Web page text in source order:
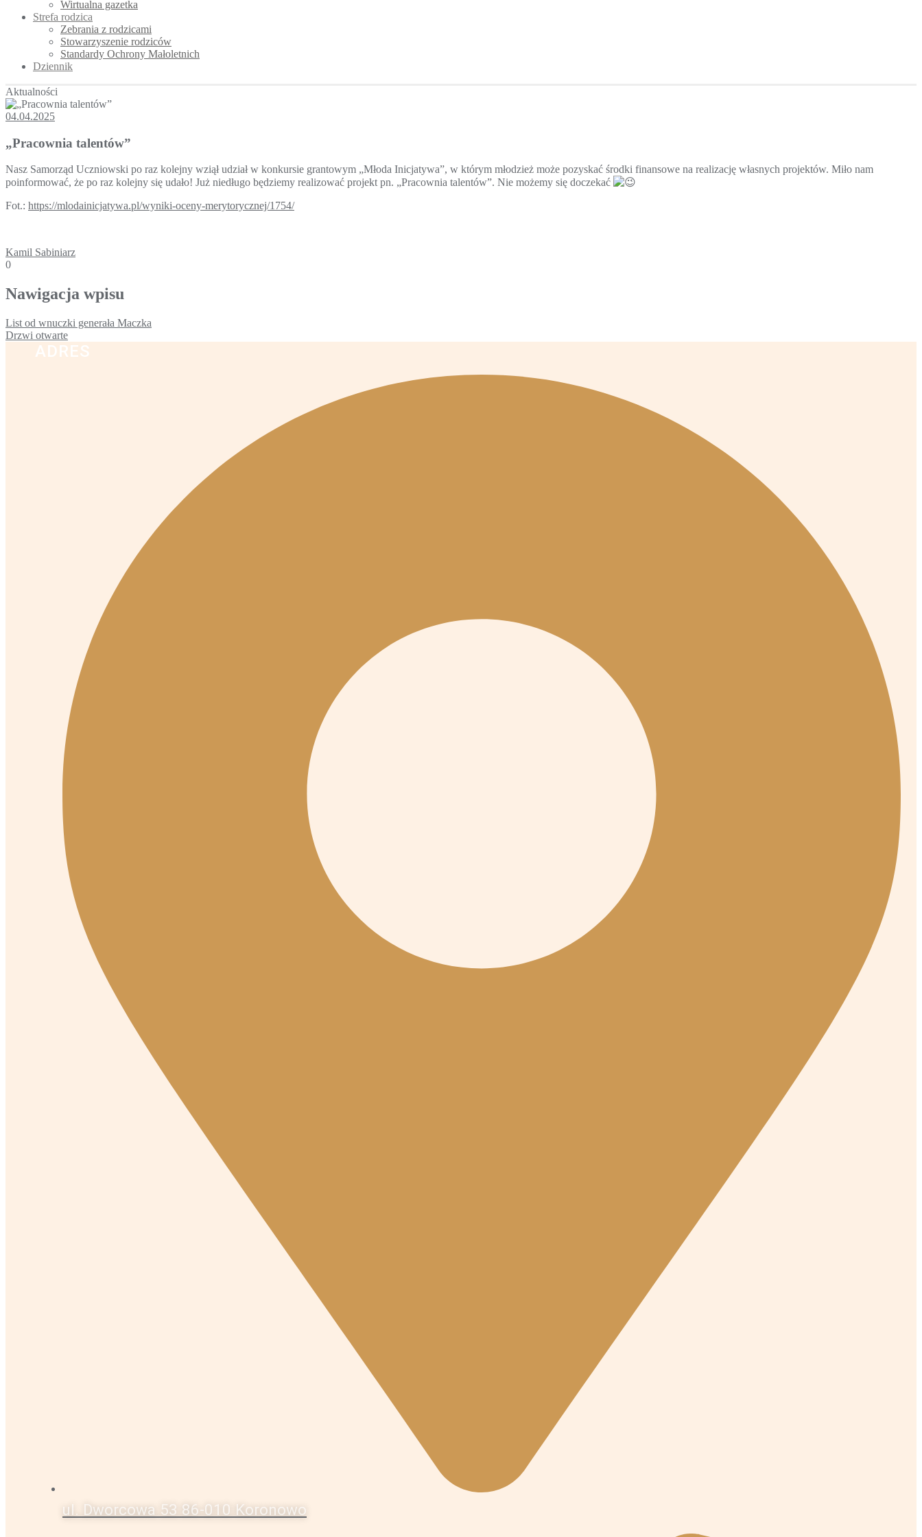
Wirtualna gazetka
Strefa rodzica
Zebrania z rodzicami
Stowarzyszenie rodziców
Standardy Ochrony Małoletnich
Dziennik
Aktualności
04.04.2025
„Pracownia talentów”
Nasz Samorząd Uczniowski po raz kolejny wziął udział w konkursie grantowym „Młoda Inicjatywa”, w którym młodzież może pozyskać środki finansowe na realizację własnych projektów. Miło nam
poinformować, że po raz kolejny się udało! Już niedługo będziemy realizować projekt pn. „Pracownia talentów”. Nie możemy się doczekać
Fot.: https://mlodainicjatywa.pl/wyniki-oceny-merytorycznej/1754/
Kamil Sabiniarz
0
Nawigacja wpisu
List od wnuczki generała Maczka
Drzwi otwarte
ADRES
ul. Dworcowa 53 86-010 Koronowo